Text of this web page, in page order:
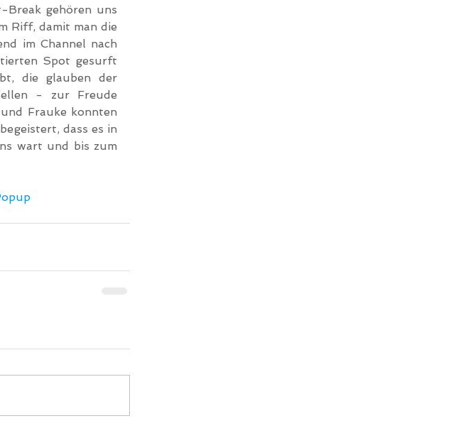
Break gehören uns
Riff, damit man die
im Channel nach
Spot gesurft
die glauben der
- zur Freude
Frauke konnten
dass es in
wart und bis zum